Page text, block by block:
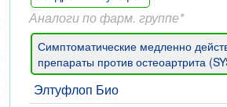
Аналоги по фарм. группе*
Симптоматические медленно
препараты против остеоартрита
Элтуфлоп Био